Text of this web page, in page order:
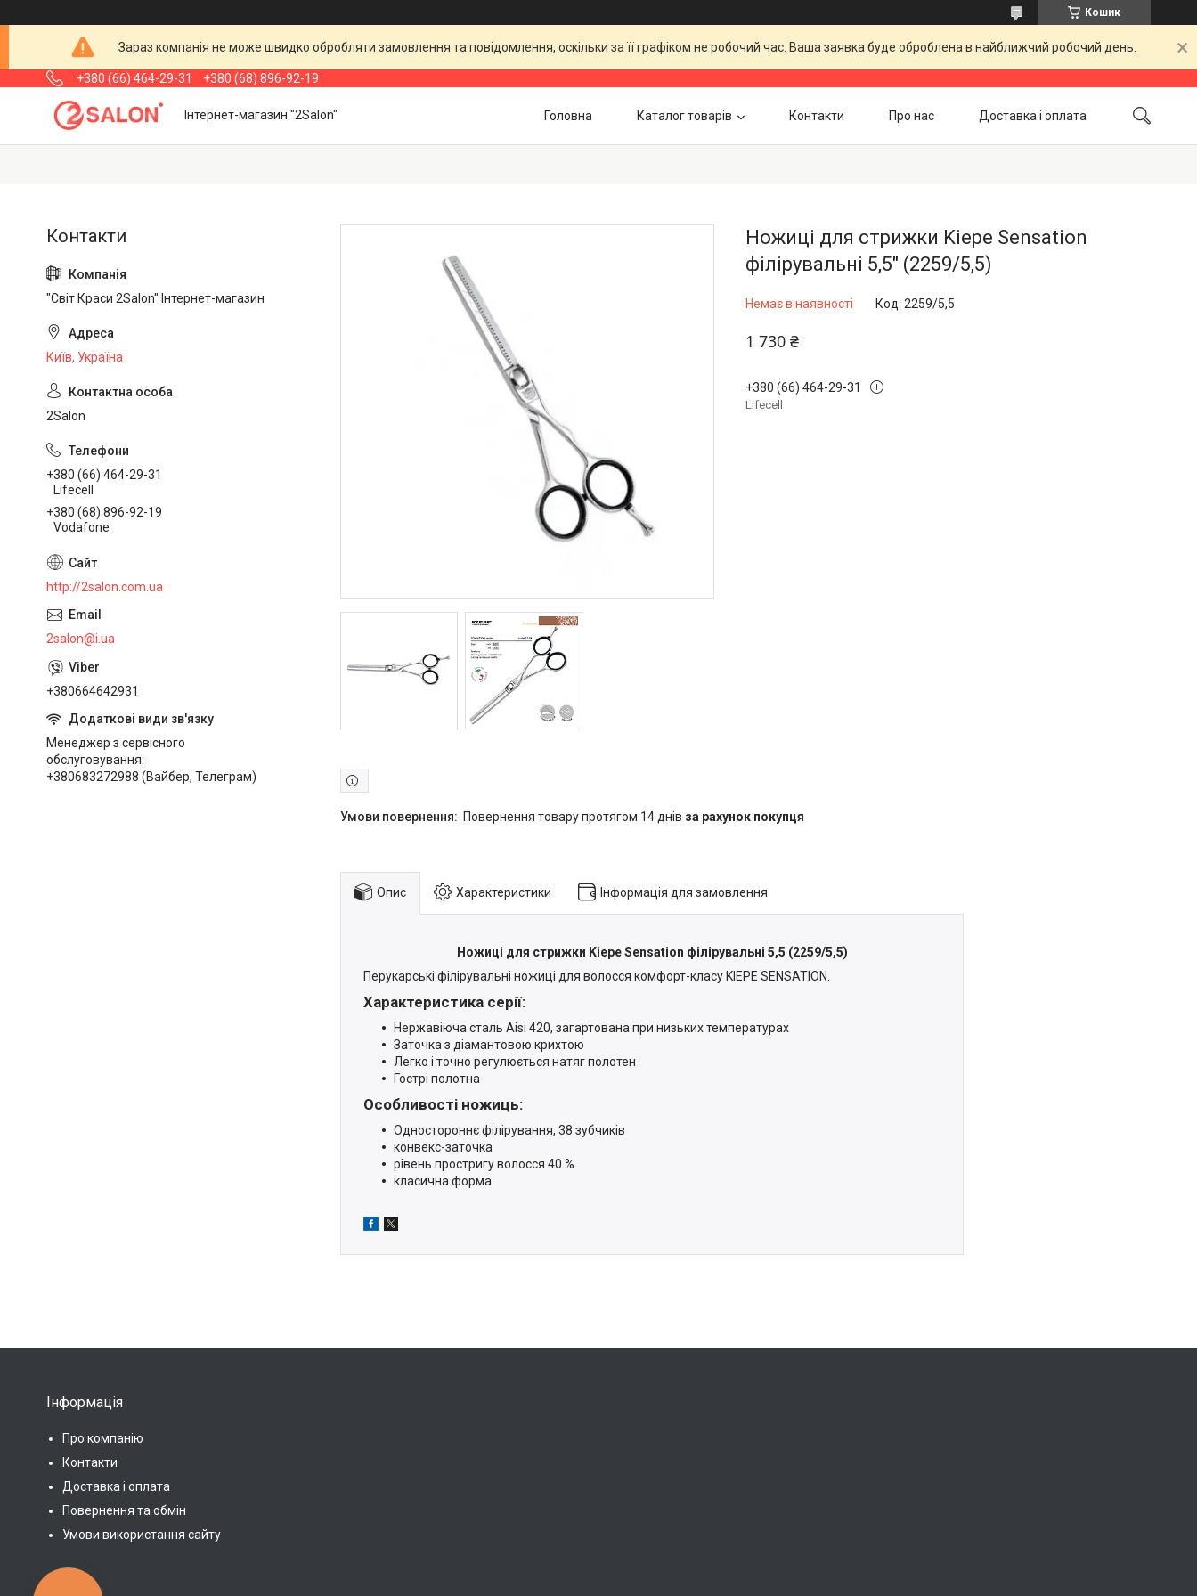
Кошик
Зараз компанія не може швидко обробляти замовлення та повідомлення, оскільки за її графіком не робочий час. Ваша заявка буде оброблена в найближчий робочий день.
+380 (66) 464-29-31 +380 (68) 896-92-19
Інтернет-магазин "2Salon" Головна Каталог товарів Контакти Про нас Доставка і оплата
Ножиці для стрижки Kiepe Sensation
філірувальні 5,5" (2259/5,5)
Немає в наявності Код: 2259/5,5
1 730 ₴
+380 (66) 464-29-31
Lifecell
повернення товару протягом 14 днів за рахунок покупця
Опис Характеристики Інформація для замовлення
Ножиці для стрижки Kiepe Sensation філірувальні 5,5 (2259/5,5)
Перукарські філірувальні ножиці для волосся комфорт-класу KIEPE SENSATION.
Характеристика серії:
Нержавіюча сталь Aisi 420, загартована при низьких температурах
Заточка з діамантовою крихтою
Легко і точно регулюється натяг полотен
Гострі полотна
Особливості ножиць:
Одностороннє філірування, 38 зубчиків
конвекс-заточка
рівень простригу волосся 40 %
класична форма
"Світ Краси 2Salon" Інтернет-магазин
Київ, Україна
2Salon
+380 (66) 464-29-31
Lifecell
+380 (68) 896-92-19
Vodafone
http://2salon.com.ua
2salon@i.ua
+380664642931
Менеджер з сервісного
обслуговування
+380683272988 (Вайбер, Телеграм)
Інформація
Про компанію
Контакти
Доставка і оплата
Повернення та обмін
Умови використання сайту